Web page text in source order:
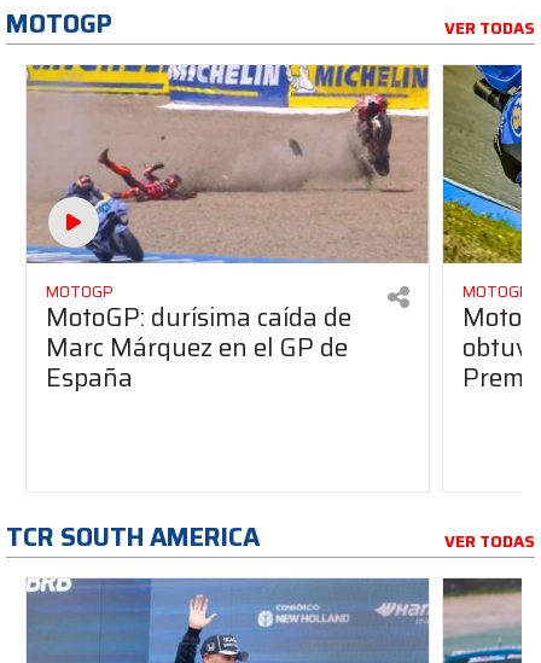
MOTOGP VER TODAS
MOTOGP
MotoGP: durísima caída de
Marc Márquez en el GP de
España
MOTOGP
TCR SOUTH AMERICA VER TODAS